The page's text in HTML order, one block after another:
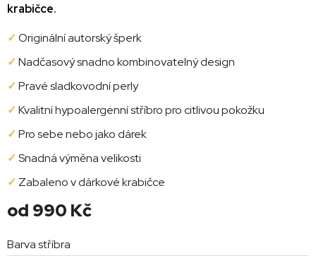
krabičce.
✓Originální autorský šperk
✓Nadčasový snadno kombinovatelný design
✓Pravé sladkovodní perly
✓Kvalitní hypoalergenní stříbro pro citlivou pokožku
✓Pro sebe nebo jako dárek
✓Snadná výměna velikosti
✓ Zabaleno v dárkové krabičce
od 990 Kč
cena:
Barva stříbra